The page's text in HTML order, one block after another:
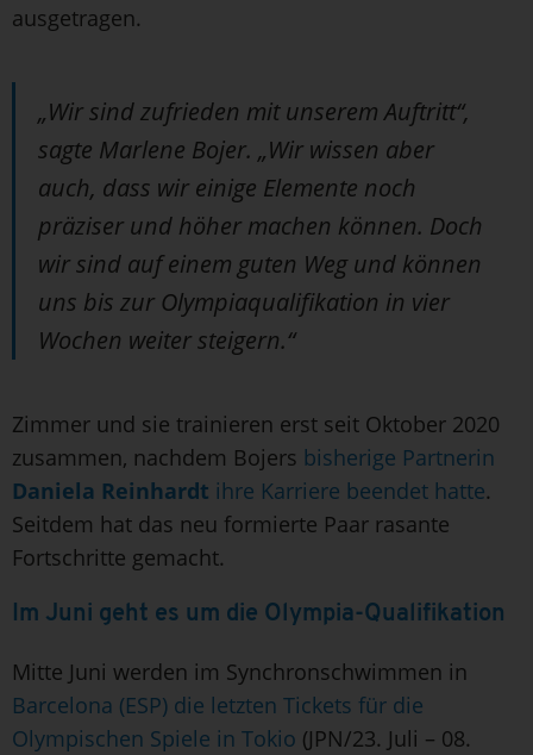
ausgetragen.
„Wir sind zufrieden mit unserem Auftritt“,
sagte Marlene Bojer. „Wir wissen aber
auch, dass wir einige Elemente noch
präziser und höher machen können. Doch
wir sind auf einem guten Weg und können
uns bis zur Olympiaqualifikation in vier
Wochen weiter steigern.“
Zimmer und sie trainieren erst seit Oktober 2020
zusammen, nachdem Bojers bisherige Partnerin
Daniela Reinhardt ihre Karriere beendet hatte.
Seitdem hat das neu formierte Paar rasante
Fortschritte gemacht.
Im Juni geht es um die Olympia-Qualifikation
Mitte Juni werden im Synchronschwimmen in
Barcelona (ESP) die letzten Tickets für die
Olympischen Spiele in Tokio (JPN/23. Juli – 08.